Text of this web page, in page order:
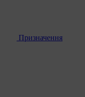
Призначення